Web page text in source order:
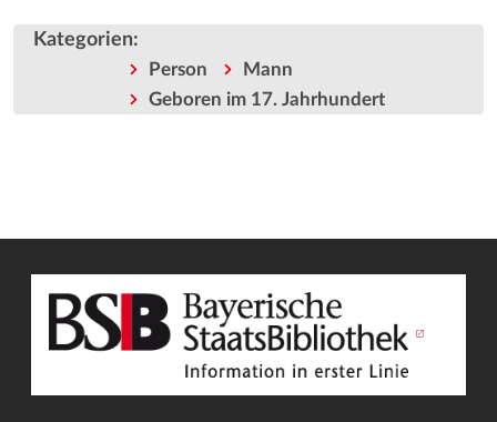
Kategorien:
Person
Mann
Geboren im 17. Jahrhundert